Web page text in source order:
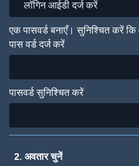
एक पासवर्ड बनाएँ। सुनिश्चित करें
पास वर्ड दर्ज करें
पासवर्ड सुनिश्चित करें
2. अवतार चुनें